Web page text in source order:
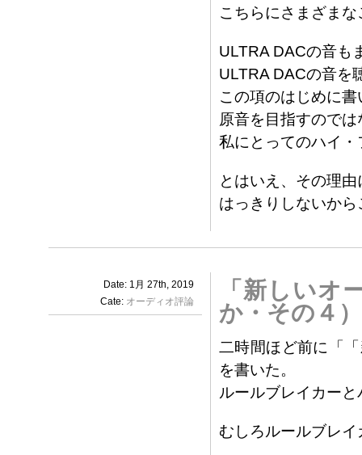
こちらにさまざま
ULTRA DACの音も
ULTRA DACの音を
この項のはじめに
原音を目指すので
私にとってのハイ
とはいえ、その理
はっきりしないか
Date: 1月 27th, 2019
Cate: オーディオ評論
「新しいオ
か・その４）
二時間ほど前に「
を書いた。
ルールブレイカー
むしろルールブレ